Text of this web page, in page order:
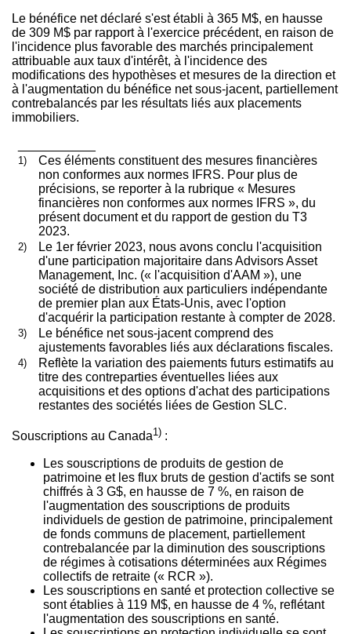
Le bénéfice net déclaré s'est établi à 365 M$, en hausse
de 309 M$ par rapport à l'exercice précédent, en raison de
l'incidence plus favorable des marchés principalement
attribuable aux taux d'intérêt, à l'incidence des
modifications des hypothèses et mesures de la direction et
à l'augmentation du bénéfice net sous-jacent, partiellement
contrebalancés par les résultats liés aux placements
immobiliers.
1)
Ces éléments constituent des mesures financières
non conformes aux normes IFRS. Pour plus de
précisions, se reporter à la rubrique « Mesures
financières non conformes aux normes IFRS », du
présent document et du rapport de gestion du T3
2023.
2)
Le 1er février 2023, nous avons conclu l'acquisition
d'une participation majoritaire dans Advisors Asset
Management, Inc. (« l'acquisition d'AAM »), une
société de distribution aux particuliers indépendante
de premier plan aux États-Unis, avec l'option
d'acquérir la participation restante à compter de 2028.
3)
Le bénéfice net sous-jacent comprend des
ajustements favorables liés aux déclarations fiscales.
4)
Reflète la variation des paiements futurs estimatifs au
titre des contreparties éventuelles liées aux
acquisitions et des options d'achat des participations
restantes des sociétés liées de Gestion SLC.
Souscriptions au Canada1) :
Les souscriptions de produits de gestion de
patrimoine et les flux bruts de gestion d'actifs se sont
chiffrés à 3 G$, en hausse de 7 %, en raison de
l'augmentation des souscriptions de produits
individuels de gestion de patrimoine, principalement
de fonds communs de placement, partiellement
contrebalancée par la diminution des souscriptions
de régimes à cotisations déterminées aux Régimes
collectifs de retraite (« RCR »).
Les souscriptions en santé et protection collective se
sont établies à 119 M$, en hausse de 4 %, reflétant
l'augmentation des souscriptions en santé.